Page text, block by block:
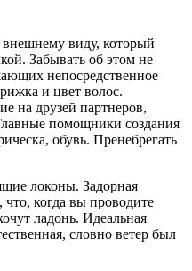
внешнему виду, который
Забывать об этом не
непосредственное
и цвет волос.
на друзей партнеров,
помощники создания
обувь. Пренебрегать
локоны. Задорная
что, когда вы проводите
ладонь. Идеальная
словно ветер был